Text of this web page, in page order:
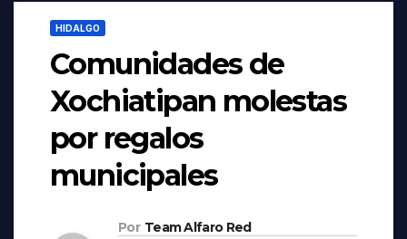
HIDALGO
Comunidades de
Xochiatipan molestas
por regalos
municipales
Por Team Alfaro Red